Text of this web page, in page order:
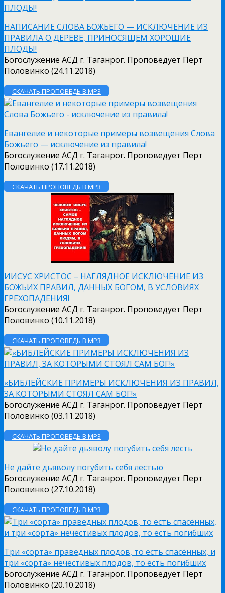
НАПИСАНИЕ СЛОВА БОЖЬЕГО — ИСКЛЮЧЕНИЕ ИЗ
ПРАВИЛА О ДЕРЕВЕ, ПРИНОСЯЩЕМ ХОРОШИЕ
ПЛОДЫ!
Богослужение АСД г. Таганрог. Проповедует Перт
Половинко (24.11.2018)
СКАЧАТЬ ПРОПОВЕДЬ В MP3
Евангелие и некоторые примеры возвещения Слова
Божьего — исключение из правила!
Богослужение АСД г. Таганрог. Проповедует Перт
Половинко (17.11.2018)
СКАЧАТЬ ПРОПОВЕДЬ В MP3
ИИСУС ХРИСТОС – НАГЛЯДНОЕ ИСКЛЮЧЕНИЕ ИЗ
БОЖЬИХ ПРАВИЛ, ДАННЫХ БОГОМ, В УСЛОВИЯХ
ГРЕХОПАДЕНИЯ!
Богослужение АСД г. Таганрог. Проповедует Перт
Половинко (10.11.2018)
СКАЧАТЬ ПРОПОВЕДЬ В MP3
«БИБЛЕЙСКИЕ ПРИМЕРЫ ИСКЛЮЧЕНИЯ ИЗ ПРАВИЛ,
ЗА КОТОРЫМИ СТОЯЛ САМ БОГ!»
Богослужение АСД г. Таганрог. Проповедует Перт
Половинко (03.11.2018)
СКАЧАТЬ ПРОПОВЕДЬ В MP3
Не дайте дьяволу погубить себя лестью
Богослужение АСД г. Таганрог. Проповедует Перт
Половинко (27.10.2018)
СКАЧАТЬ ПРОПОВЕДЬ В MP3
Три «сорта» праведных плодов, то есть спасённых, и
три «сорта» нечестивых плодов, то есть погибших
Богослужение АСД г. Таганрог. Проповедует Перт
Половинко (20.10.2018)